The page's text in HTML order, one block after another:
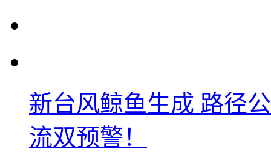
新台风鲸鱼生成 路径
流双预警！